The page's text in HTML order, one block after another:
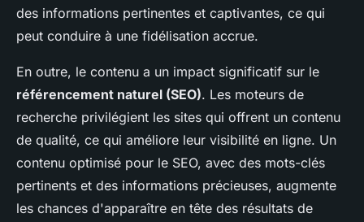
des informations pertinentes et captivantes, ce qui
peut conduire à une fidélisation accrue.
En outre, le contenu a un impact significatif sur le
référencement naturel (SEO). Les moteurs de
recherche privilégient les sites qui offrent un contenu
de qualité, ce qui améliore leur visibilité en ligne. Un
contenu optimisé pour le SEO, avec des mots-clés
pertinents et des informations précieuses, augmente
les chances d'apparaître en tête des résultats de